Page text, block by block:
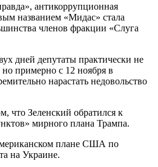
антикоррупционная
названием «Мидас» стала
членов фракции «Слуга
дней депутаты практически не
примерно с 12 ноября в
нарастать недовольство
что Зеленский обратился к
мирного плана Трампа.
плане США по
на Украине.